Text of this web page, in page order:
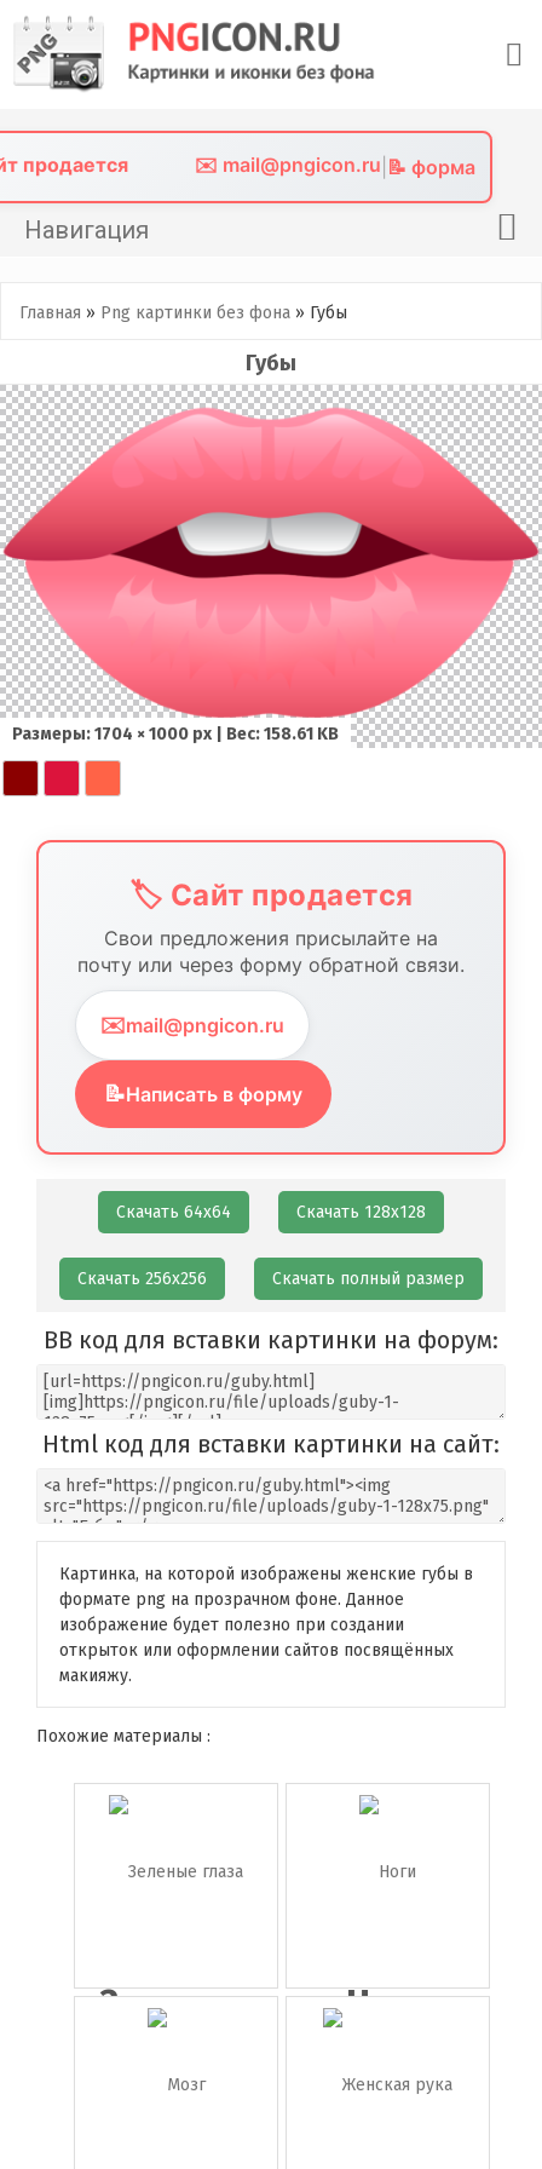
content
продается ✉️ mail@pngicon.ru 📝 форма
Навигация
Png иконки
Фото без фона
Контакты
Главная » Png картинки без фона » Губы
Губы
Размеры: 1704 × 1000 px | Вес: 158.61 KB
🏷️ Сайт продается
Свои предложения присылайте на
почту или через форму обратной связи.
✉️mail@pngicon.ru
📝Написать в форму
Скачать 64х64 Скачать 128х128
Скачать 256х256 Скачать полный размер
BB код для вставки картинки на форум:
Html код для вставки картинки на сайт:
Картинка, на которой изображены женские губы в
формате png на прозрачном фоне. Данное
изображение будет полезно при создании
открыток или оформлении сайтов посвящённых
макияжу.
Похожие материалы :
Зеленые
глаза
Ноги